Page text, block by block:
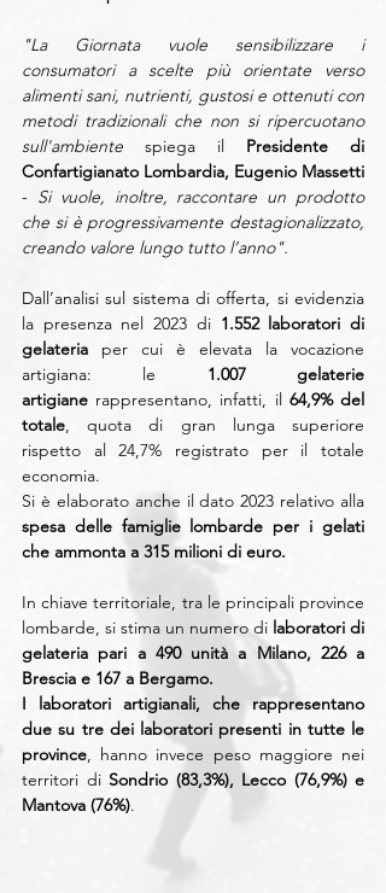
"La Giornata vuole sensibilizzare i
consumatori a scelte più orientate verso
alimenti sani, nutrienti, gustosi e ottenuti con
metodi tradizionali che non si ripercuotano
sull'ambiente spiega il Presidente di
- Si vuole, inoltre, raccontare un prodotto
che si è progressivamente destagionalizzato,
creando valore lungo tutto l’anno".
Dall’analisi sul sistema di offerta, si evidenzia
la presenza nel 2023 di 1.552 laboratori di
gelateria per cui è elevata la vocazione
artigiana: le 1.007 gelaterie
artigiane rappresentano, infatti, il 64,9% del
totale , quota di gran lunga superiore
rispetto al 24,7% registrato per il totale
economia.
spesa delle famiglie lombarde per i gelati
che ammonta a 315 milioni di euro.
In chiave territoriale, tra le principali province
lombarde, si stima un numero di laboratori di
gelateria pari a 490 unità a Milano, 226 a
Brescia e 167 a Bergamo.
I laboratori artigianali, che rappresentano
due su tre dei laboratori presenti in tutte le
province , hanno invece peso maggiore nei
territori di Sondrio (83,3%), Lecco (76,9%) e
Mantova (76%).